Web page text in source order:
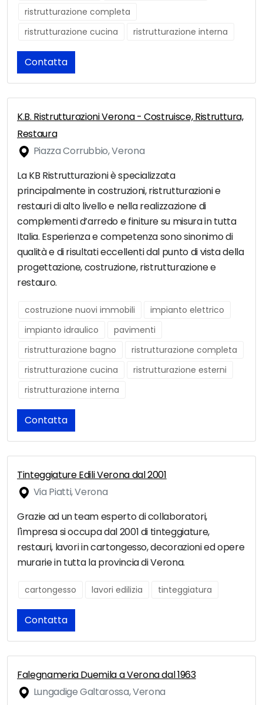
ristrutturazione completa
ristrutturazione cucina
ristrutturazione interna
Contatta
K.B. Ristrutturazioni Verona - Costruisce, Ristruttura,
Restaura
Piazza Corrubbio, Verona
La KB Ristrutturazioni è specializzata
principalmente in costruzioni, ristrutturazioni e
restauri di alto livello e nella realizzazione di
complementi d’arredo e finiture su misura in tutta
Italia. Esperienza e competenza sono sinonimo di
qualità e di risultati eccellenti dal punto di vista della
progettazione, costruzione, ristrutturazione e
restauro.
costruzione nuovi immobili
impianto elettrico
impianto idraulico
pavimenti
ristrutturazione bagno
ristrutturazione completa
ristrutturazione cucina
ristrutturazione esterni
ristrutturazione interna
Contatta
Tinteggiature Edili Verona dal 2001
Via Piatti, Verona
Grazie ad un team esperto di collaboratori,
l'impresa si occupa dal 2001 di tinteggiature,
restauri, lavori in cartongesso, decorazioni ed opere
murarie in tutta la provincia di Verona.
cartongesso lavori edilizia tinteggiatura
Contatta
Falegnameria Duemila a Verona dal 1963
Lungadige Galtarossa, Verona